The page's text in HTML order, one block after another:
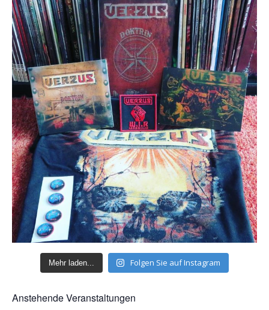
Mehr laden... Folgen Sie auf Instagram
Anstehende Veranstaltungen